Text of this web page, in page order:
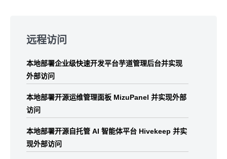
footer
远程访问
本地部署企业级快速开发平台芋道管理后台并实现
外部访问
本地部署开源运维管理面板 MizuPanel 并实现外部
访问
本地部署开源自托管 AI 智能体平台 Hivekeep 并实
现外部访问